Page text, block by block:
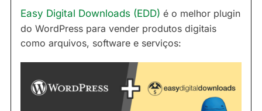
Easy Digital Downloads (EDD) é o melhor plugin
do WordPress para vender produtos digitais
como arquivos, software e serviços: